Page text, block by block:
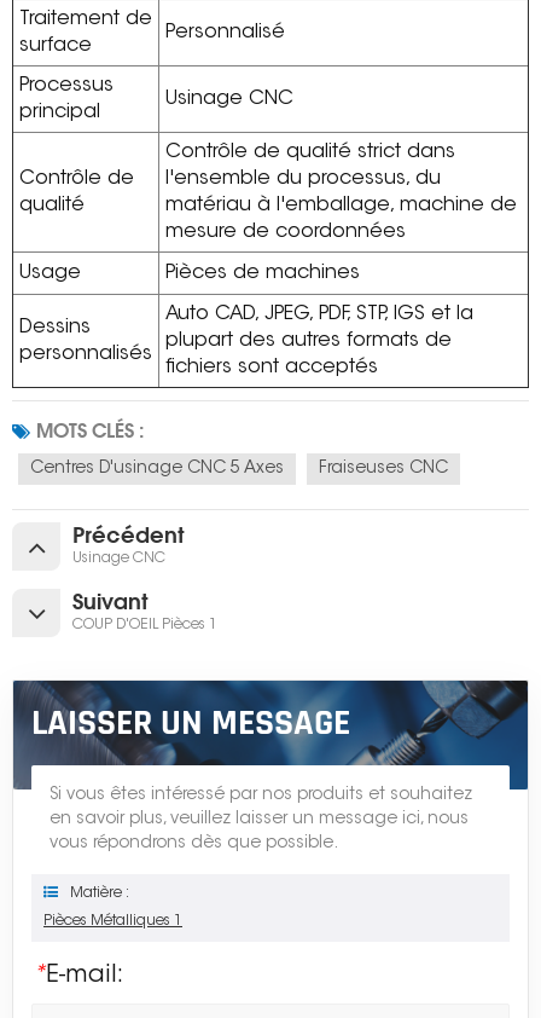
Traitement de
surface
Personnalisé
Processus
principal
Usinage CNC
Contrôle de
qualité
Contrôle de qualité strict dans
l'ensemble du processus, du
matériau à l'emballage, machine de
mesure de coordonnées
Usage Pièces de machines
Dessins
personnalisés
Auto CAD, JPEG, PDF, STP, IGS et la
plupart des autres formats de
fichiers sont acceptés
MOTS CLÉS :
Centres D'usinage CNC 5 Axes Fraiseuses CNC
Précédent
Usinage CNC
Suivant
COUP D'OEIL Pièces 1
LAISSER UN MESSAGE
Si vous êtes intéressé par nos produits et souhaitez
en savoir plus, veuillez laisser un message ici, nous
vous répondrons dès que possible.
Matière :
Pièces Métalliques 1
*E-mail: